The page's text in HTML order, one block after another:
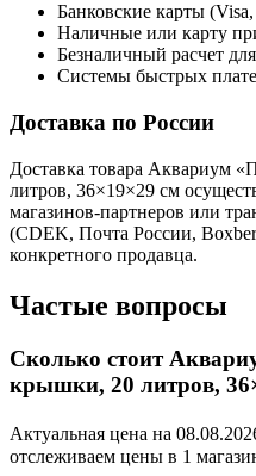
Банковские карты
Наличные или карту
Безналичный расчет
Системы быстрых
Доставка по России
Доставка товара Аквариум
литров, 36×19×29 см
магазинов-партнеров или
(CDEK, Почта России,
конкретного продавца.
Частые вопросы
Сколько стоит
крышки, 20 литров,
Актуальная цена на
отслеживаем цены в 1